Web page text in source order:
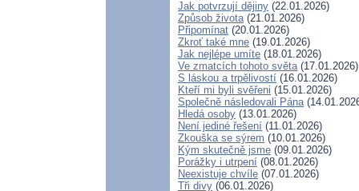
Jak potvrzují dějiny (22.01.2026)
Způsob života(21.01.2026)
Připomínat (20.01.2026)
Zkroť také mne (19.01.2026)
Jak nejlépe umíte (18.01.2026)
Ve zmatcích tohoto světa(17.01.2026)
S láskou a trpělivostí (16.01.2026)
Kteří mi byli svěřeni (15.01.2026)
Společně následovali Pána
Hledá osoby (13.01.2026)
Není jediné řešení (11.01.2026)
Zkouška se sýrem (10.01.2026)
Kým skutečně jsme (09.01.2026)
Porážky i utrpení (08.01.2026)
Neexistuje chvíle (07.01.2026)
Tři divy (06.01.2026)